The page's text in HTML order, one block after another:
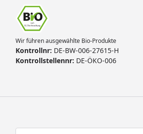
Wir führen ausgewählte Bio-Produkte
Kontrollnr: DE-BW-006-27615-H
Kontrollstellennr: DE-ÖKO-006